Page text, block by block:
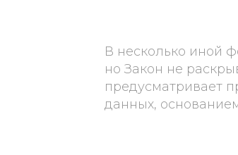
В несколько иной
но Закон не
предусматривает
данных,